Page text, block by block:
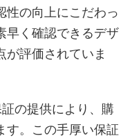
性の向上にこだわっ
早く確認できるデザ
が評価されていま
の提供により、購
す。この手厚い保証